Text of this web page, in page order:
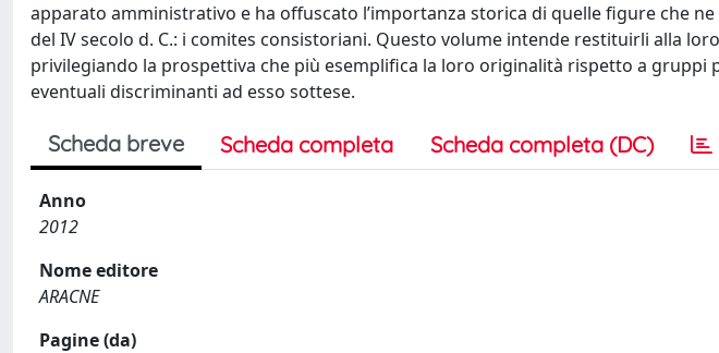
apparato amministrativo e ha offuscato l’importanza storica di quelle figure che
del IV secolo d. C.: i comites consistoriani. Questo volume intende restituirli alla
privilegiando la prospettiva che più esemplifica la loro originalità rispetto a
eventuali discriminanti ad esso sottese.
Scheda breve Scheda completa Scheda completa (DC)
Anno
2012
Nome editore
ARACNE
Pagine (da)